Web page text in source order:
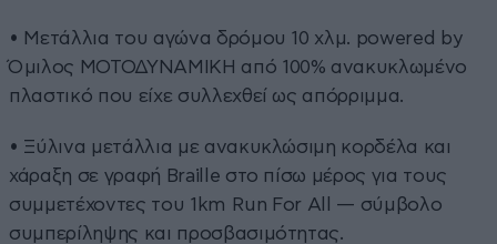
• Μετάλλια του αγώνα δρόμου 10 χλμ. powered by
Όμιλος ΜΟΤΟΔΥΝΑΜΙΚΗ από 100% ανακυκλωμένο
πλαστικό που είχε συλλεχθεί ως απόρριμμα.
• Ξύλινα μετάλλια με ανακυκλώσιμη κορδέλα και
χάραξη σε γραφή Braille στο πίσω μέρος για τους
συμμετέχοντες του 1km Run For All — σύμβολο
συμπερίληψης και προσβασιμότητας.